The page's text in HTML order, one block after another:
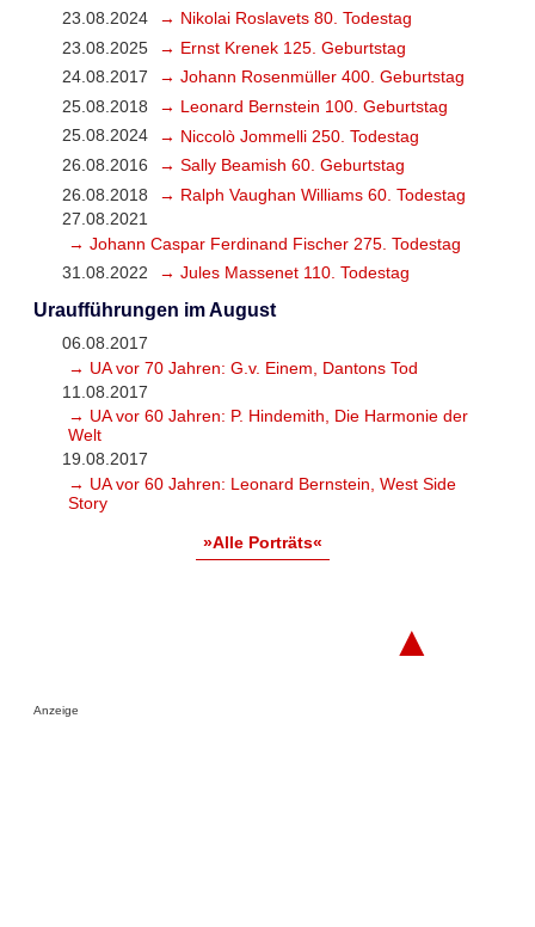
23.08.2024
→ Nikolai Roslavets 80. Todestag
23.08.2025
→ Ernst Krenek 125. Geburtstag
24.08.2017
→ Johann Rosenmüller 400. Geburtstag
25.08.2018
→ Leonard Bernstein 100. Geburtstag
25.08.2024
→ Niccolò Jommelli 250. Todestag
26.08.2016
→ Sally Beamish 60. Geburtstag
26.08.2018
→ Ralph Vaughan Williams 60. Todestag
27.08.2021
→ Johann Caspar Ferdinand Fischer 275. Todestag
31.08.2022
→ Jules Massenet 110. Todestag
Uraufführungen im August
06.08.2017
→ UA vor 70 Jahren: G.v. Einem, Dantons Tod
11.08.2017
→ UA vor 60 Jahren: P. Hindemith, Die Harmonie der
Welt
19.08.2017
→ UA vor 60 Jahren: Leonard Bernstein, West Side
Story
»Alle Porträts«
▲
Anzeige